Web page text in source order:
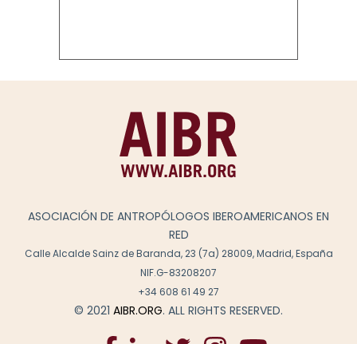
ASOCIACIÓN DE ANTROPÓLOGOS IBEROAMERICANOS EN
RED
Calle Alcalde Sainz de Baranda, 23 (7a) 28009, Madrid, España
NIF.G-83208207
+34 608 61 49 27
© 2021 AIBR.ORG. ALL RIGHTS RESERVED.